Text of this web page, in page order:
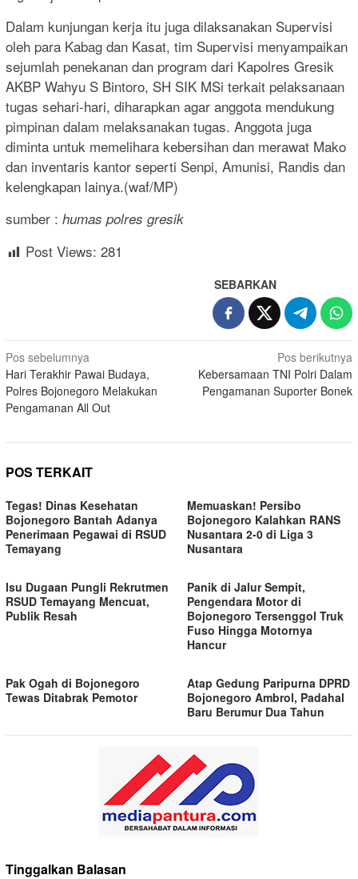
Dalam kunjungan kerja itu juga dilaksanakan Supervisi
oleh para Kabag dan Kasat, tim Supervisi menyampaikan
sejumlah penekanan dan program dari Kapolres Gresik
AKBP Wahyu S Bintoro, SH SIK MSi terkait pelaksanaan
tugas sehari-hari, diharapkan agar anggota mendukung
pimpinan dalam melaksanakan tugas. Anggota juga
diminta untuk memelihara kebersihan dan merawat Mako
dan inventaris kantor seperti Senpi, Amunisi, Randis dan
kelengkapan lainya.(waf/MP)
sumber : humas polres gresik
Post Views: 281
SEBARKAN
Navigasi
pos
Pos sebelumnya
Hari Terakhir Pawai Budaya,
Polres Bojonegoro Melakukan
Pengamanan All Out
Pos berikutnya
Kebersamaan TNI Polri Dalam
Pengamanan Suporter Bonek
POS TERKAIT
Tegas! Dinas Kesehatan
Bojonegoro Bantah Adanya
Penerimaan Pegawai di RSUD
Temayang
Memuaskan! Persibo
Bojonegoro Kalahkan RANS
Nusantara 2-0 di Liga 3
Nusantara
Isu Dugaan Pungli Rekrutmen
RSUD Temayang Mencuat,
Publik Resah
Panik di Jalur Sempit,
Pengendara Motor di
Bojonegoro Tersenggol Truk
Fuso Hingga Motornya
Hancur
Pak Ogah di Bojonegoro
Tewas Ditabrak Pemotor
Atap Gedung Paripurna DPRD
Bojonegoro Ambrol, Padahal
Baru Berumur Dua Tahun
Tinggalkan Balasan